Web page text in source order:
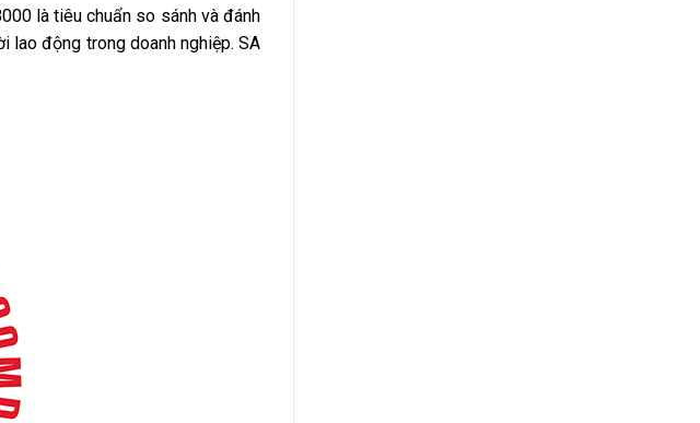
là tiêu chuẩn so sánh và đánh
lao động trong doanh nghiệp. SA